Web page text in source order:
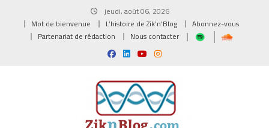
jeudi, août 06, 2026
Mot de bienvenue
L’histoire de Zik’n’Blog
Abonnez-vous
Partenariat de rédaction
Nous contacter